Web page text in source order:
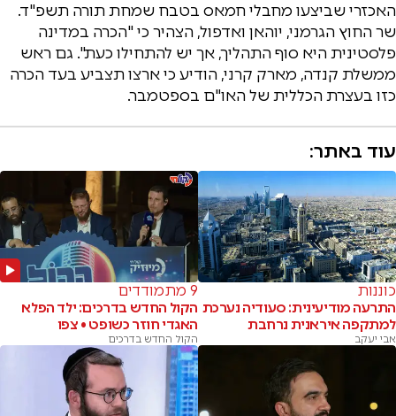
האכזרי שביצעו מחבלי חמאס בטבח שמחת תורה תשפ"ד.
שר החוץ הגרמני, יוהאן ואדפול, הצהיר כי "הכרה במדינה
פלסטינית היא סוף התהליך, אך יש להתחילו כעת". גם ראש
ממשלת קנדה, מארק קרני, הודיע כי ארצו תצביע בעד הכרה
כזו בעצרת הכללית של האו"ם בספטמבר.
עוד באתר:
כוננות
התרעה מודיעינית: סעודיה נערכת
למתקפה איראנית נרחבת
אבי יעקב
9 מתמודדים
הקול החדש בדרכים: ילד הפלא
האגדי חוזר כשופט • צפו
הקול החדש בדרכים